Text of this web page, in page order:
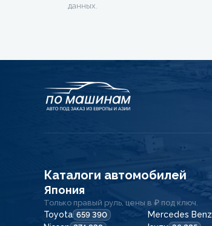
данных.
Каталоги автомобилей
Япония
Только правый руль, цены в ₽ под ключ.
Toyota 659 390 Mercedes Benz